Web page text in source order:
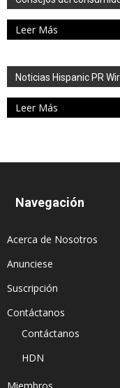
Leer Más
Noticias Hispanic PR
Leer Más
Navegación
Acerca de Nosotros
Anunciese
Suscripción
Contáctanos
Contáctanos
HDN